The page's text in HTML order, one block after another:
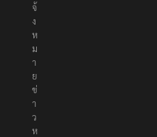
แ
จ้
ง
ห
ม
า
ย
ข่
า
ว